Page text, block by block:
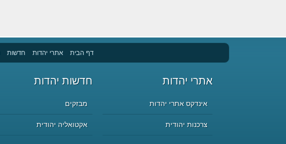
דף הבית אתרי יהדות חדשות
אתרי יהדות
אינדקס אתרי יהדות
צרכנות יהודית
חדשות יהדות
מבזקים
אקטואליה יהודית